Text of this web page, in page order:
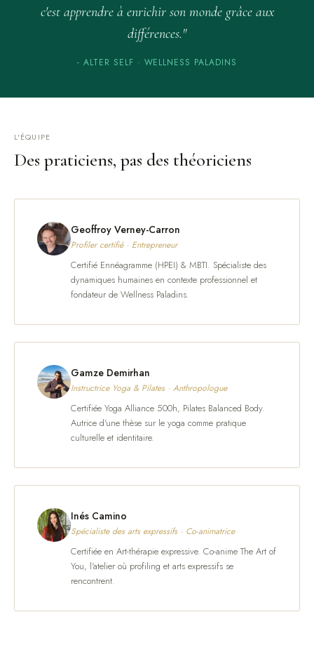
c'est apprendre à enrichir son monde grâce aux
différences."
- ALTER SELF · WELLNESS PALADINS
L'ÉQUIPE
Des praticiens, pas des théoriciens
Geoffroy Verney-Carron
Profiler certifié · Entrepreneur
Certifié Ennéagramme (HPEI) & MBTI. Spécialiste des
dynamiques humaines en contexte professionnel et
fondateur de Wellness Paladins.
Gamze Demirhan
Instructrice Yoga & Pilates · Anthropologue
Certifiée Yoga Alliance 500h, Pilates Balanced Body.
Autrice d'une thèse sur le yoga comme pratique
culturelle et identitaire.
Inés Camino
Spécialiste des arts expressifs · Co-animatrice
Certifiée en Art-thérapie expressive. Co-anime The Art of
You, l'atelier où profiling et arts expressifs se
rencontrent.